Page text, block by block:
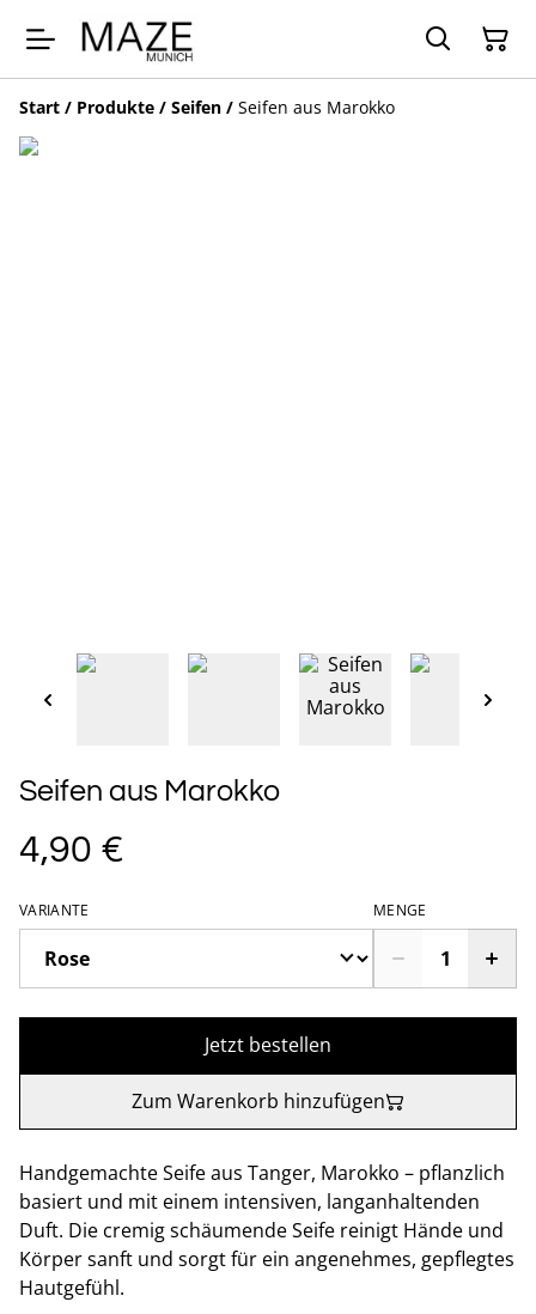
Start / Produkte / Seifen / Seifen aus Marokko
Seifen aus Marokko
4,90 €
VARIANTE MENGE
Jetzt bestellen
Zum Warenkorb hinzufügen
Handgemachte Seife aus Tanger, Marokko – pflanzlich
basiert und mit einem intensiven, langanhaltenden
Duft. Die cremig schäumende Seife reinigt Hände und
Körper sanft und sorgt für ein angenehmes, gepflegtes
Hautgefühl.